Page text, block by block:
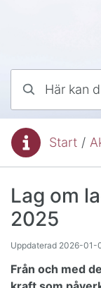
Du är här:Start /
Lag om
2025
Uppdaterad 2026-01-
Från och med